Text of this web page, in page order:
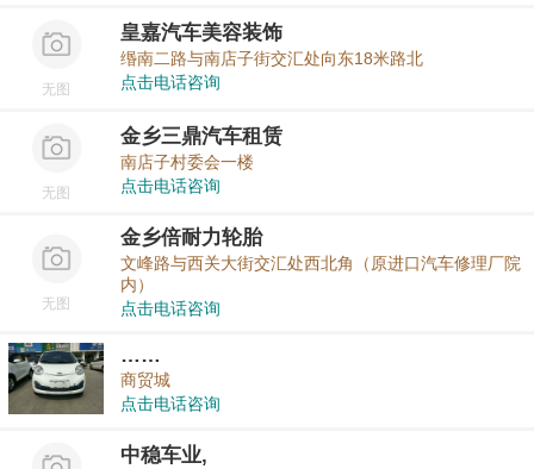
无图
皇嘉汽车美容装饰
缗南二路与南店子街交汇处向东18米路北
点击电话咨询
无图
金乡三鼎汽车租赁
南店子村委会一楼
点击电话咨询
无图
金乡倍耐力轮胎
文峰路与西关大街交汇处西北角（原进口汽车修理厂院
内）
点击电话咨询
……
商贸城
点击电话咨询
中稳车业,